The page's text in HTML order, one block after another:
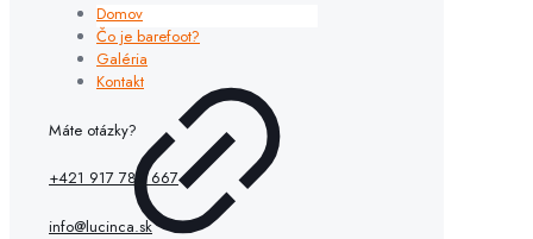
Domov
Čo je barefoot?
Galéria
Kontakt
Máte otázky?
+421 917 782 667
info@lucinca.sk